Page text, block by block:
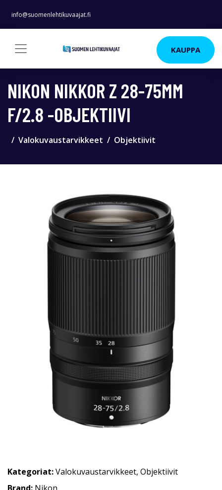
info@suomenlehtikuvaajat.fi
KAUPPA
NIKON NIKKOR Z 28-75MM
F/2.8 -OBJEKTIIVI
Valokuvaustarvikkeet Objektiivit
Kategoriat:Valokuvaustarvikkeet, Objektiivit